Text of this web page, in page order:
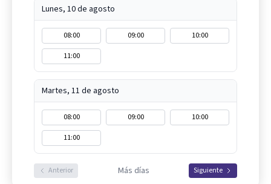
Lunes, 10 de agosto
08:00 09:00
10:00
11:00
Martes, 11 de agosto
08:00 09:00
10:00
11:00
Anterior Más días Siguiente